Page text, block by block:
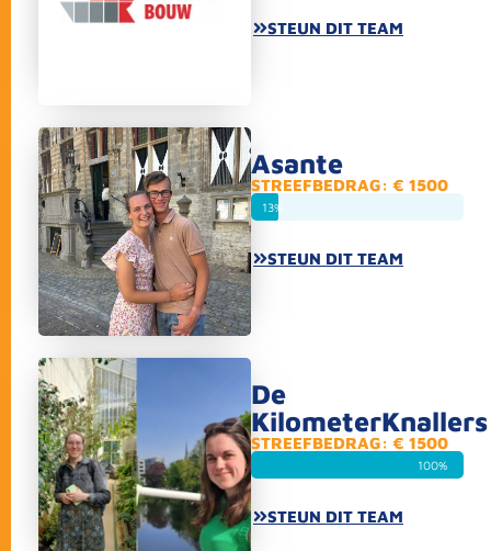
STEUN DIT TEAM
Asante
STREEFBEDRAG: € 1500
13%
STEUN DIT TEAM
De
KilometerKnallers
STREEFBEDRAG: € 1500
100%
STEUN DIT TEAM